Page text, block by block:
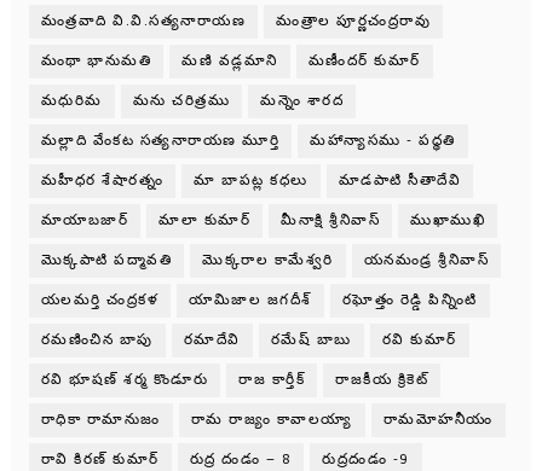
మంత్రవాది వి.వి.సత్యనారాయణ మంత్రాల పూర్ణచంద్రరావు
మంథా భానుమతి మణి వడ్లమాని మణీందర్ కుమార్
మధురిమ మను చరిత్రము మన్నెం శారద
మల్లాది వేంకట సత్యనారాయణ మూర్తి మహాన్యాసము - పధ్ధతి
మహీధర శేషారత్నం మా బాపట్ల కధలు మాడపాటి సీతాదేవి
మాయాబజార్ మాలా కుమార్ మీనాక్షి శ్రీనివాస్ ముఖాముఖి
మొక్కపాటి పద్మావతి మొక్కరాల కామేశ్వరి యనమండ్ర శ్రీనివాస్
యలమర్తి చంద్రకళ యామిజాల జగదీశ్ రఘోత్తం రెడ్డి పిన్నింటి
రమణించిన బాపు రమాదేవి రమేష్ బాబు రవి కుమార్
రవి భూషణ్ శర్మ కొండూరు రాజ కార్తీక్ రాజకీయ క్రికెట్
రాధికా రామానుజం రామ రాజ్యం కావాలయ్యా రామమోహనీయం
రావి కిరణ్ కుమార్ రుద్ర దండం – 8 రుద్రదండం -9